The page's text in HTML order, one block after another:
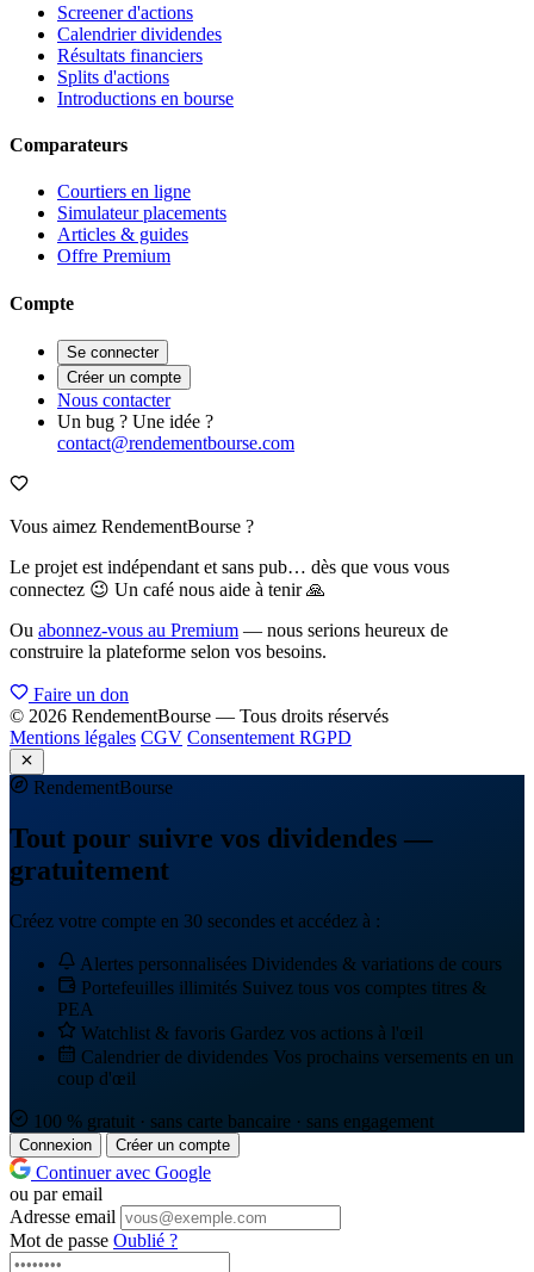
Screener d'actions
Calendrier dividendes
Résultats financiers
Splits d'actions
Introductions en bourse
Comparateurs
Courtiers en ligne
Simulateur placements
Articles & guides
Offre Premium
Compte
Se connecter
Créer un compte
Nous contacter
Un bug ? Une idée ?
contact@rendementbourse.com
Vous aimez RendementBourse ?
Le projet est indépendant et sans pub… dès que vous vous
connectez 😉 Un café nous aide à tenir 🙏
Ou abonnez-vous au Premium — nous serions heureux de
construire la plateforme selon vos besoins.
Faire un don
© 2026 RendementBourse — Tous droits réservés
Mentions légales CGV Consentement RGPD
RendementBourse
Tout pour suivre vos dividendes —
gratuitement
Créez votre compte en 30 secondes et accédez à :
Alertes personnalisées Dividendes & variations de cours
Portefeuilles illimités Suivez tous vos comptes titres &
PEA
Watchlist & favoris Gardez vos actions à l'œil
Calendrier de dividendes Vos prochains versements en un
coup d'œil
100 % gratuit · sans carte bancaire · sans engagement
Connexion Créer un compte
Continuer avec Google
ou par email
Adresse email
Mot de passe Oublié ?